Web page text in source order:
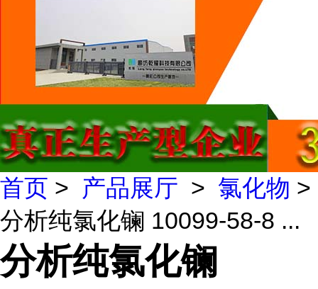
首页 > 产品展厅 > 氯化物 >
分析纯氯化镧 10099-58-8 ...
分析纯氯化镧